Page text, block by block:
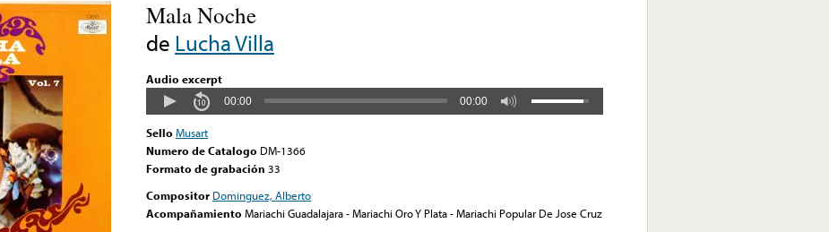
Mala Noche
de Lucha Villa
Audio excerpt
00:00 00:00
Sello Musart
Numero de Catalogo DM-1366
Formato de grabación 33
Compositor Dominguez, Alberto
Acompañamiento Mariachi Guadalajara - Mariachi Oro Y Plata - Mariachi Popular De Jose Cruz